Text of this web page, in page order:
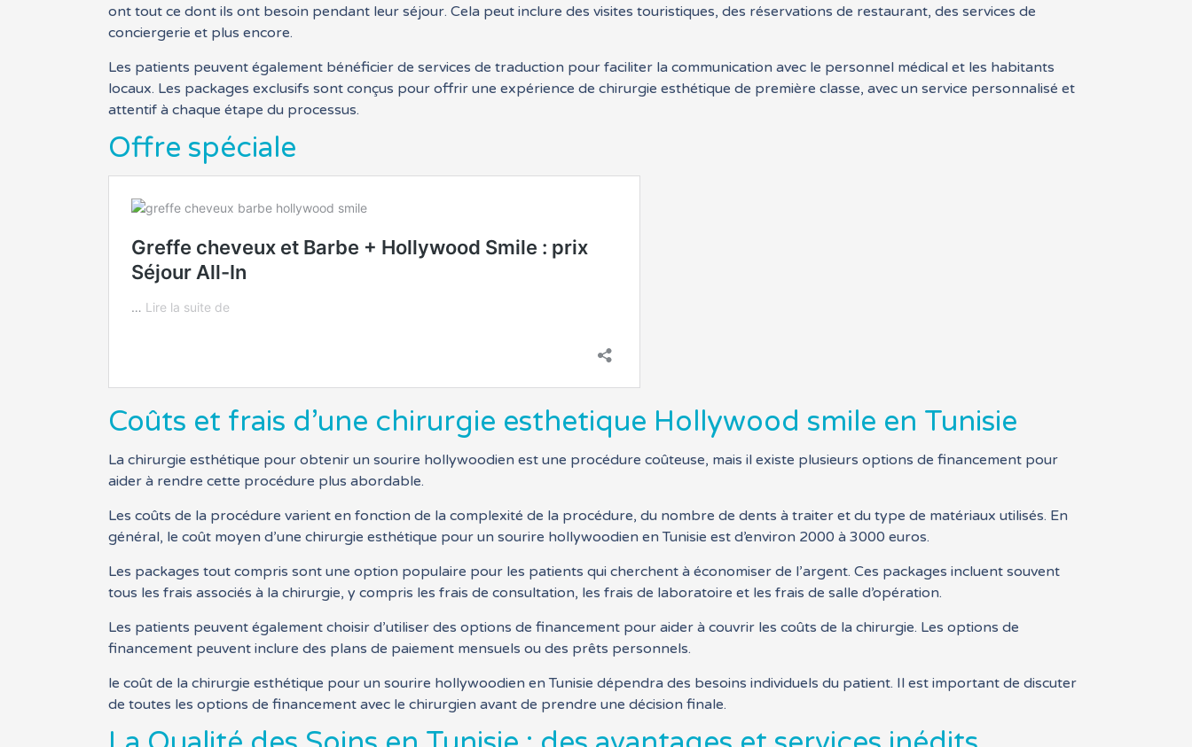
ont tout ce dont ils ont besoin pendant leur séjour. Cela peut inclure des visites touristiques, des réservations de restaurant, des services de
conciergerie et plus encore.
Les patients peuvent également bénéficier de services de traduction pour faciliter la communication avec le personnel médical et les habitants
locaux. Les packages exclusifs sont conçus pour offrir une expérience de chirurgie esthétique de première classe, avec un service personnalisé et
attentif à chaque étape du processus.
Offre spéciale
Coûts et frais d’une chirurgie esthetique Hollywood smile en Tunisie
La chirurgie esthétique pour obtenir un sourire hollywoodien est une procédure coûteuse, mais il existe plusieurs options de financement pour
aider à rendre cette procédure plus abordable.
Les coûts de la procédure varient en fonction de la complexité de la procédure, du nombre de dents à traiter et du type de matériaux utilisés. En
général, le coût moyen d’une chirurgie esthétique pour un sourire hollywoodien en Tunisie est d’environ 2000 à 3000 euros.
Les packages tout compris sont une option populaire pour les patients qui cherchent à économiser de l’argent. Ces packages incluent souvent
tous les frais associés à la chirurgie, y compris les frais de consultation, les frais de laboratoire et les frais de salle d’opération.
Les patients peuvent également choisir d’utiliser des options de financement pour aider à couvrir les coûts de la chirurgie. Les options de
financement peuvent inclure des plans de paiement mensuels ou des prêts personnels.
le coût de la chirurgie esthétique pour un sourire hollywoodien en Tunisie dépendra des besoins individuels du patient. Il est important de discuter
de toutes les options de financement avec le chirurgien avant de prendre une décision finale.